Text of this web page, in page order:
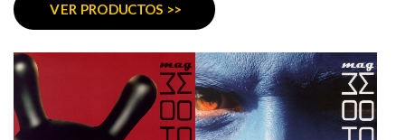
VER PRODUCTOS >>